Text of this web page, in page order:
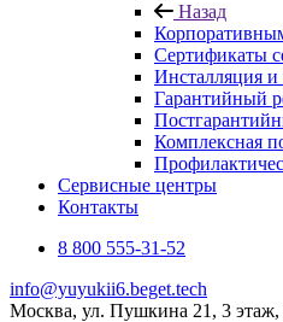
Назад
Сертификаты
Инсталляция и
Гарантийный
Комплексная
Сервисные центры
Контакты
8 800 555-31-52
info@yuyukii6.beget.tech
Москва, ул. Пушкина 21, 3 этаж,